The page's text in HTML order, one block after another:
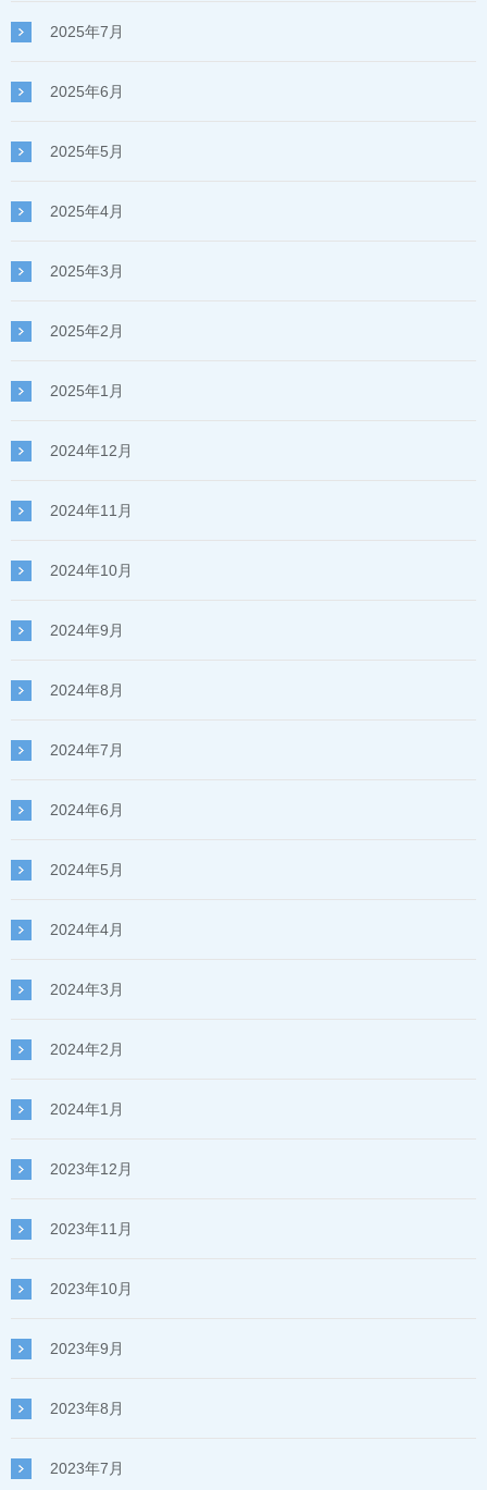
2025年7月
2025年6月
2025年5月
2025年4月
2025年3月
2025年2月
2025年1月
2024年12月
2024年11月
2024年10月
2024年9月
2024年8月
2024年7月
2024年6月
2024年5月
2024年4月
2024年3月
2024年2月
2024年1月
2023年12月
2023年11月
2023年10月
2023年9月
2023年8月
2023年7月